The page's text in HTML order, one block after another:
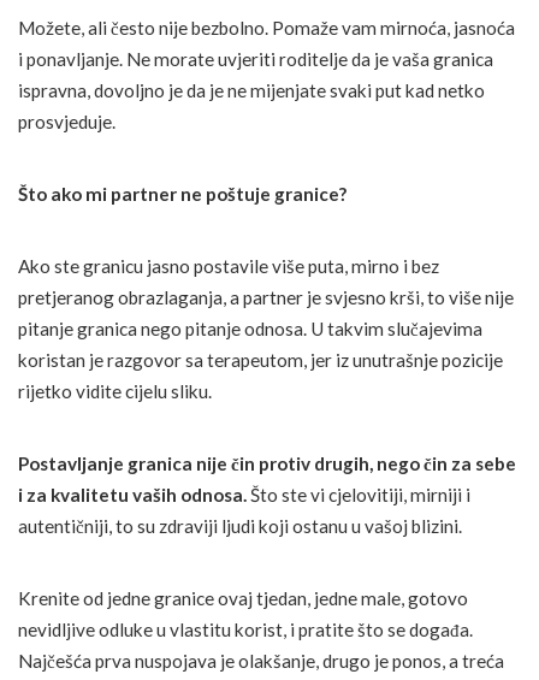
Možete, ali često nije bezbolno. Pomaže vam mirnoća, jasnoća
i ponavljanje. Ne morate uvjeriti roditelje da je vaša granica
ispravna, dovoljno je da je ne mijenjate svaki put kad netko
prosvjeduje.
Što ako mi partner ne poštuje granice?
Ako ste granicu jasno postavile više puta, mirno i bez
pretjeranog obrazlaganja, a partner je svjesno krši, to više nije
pitanje granica nego pitanje odnosa. U takvim slučajevima
koristan je razgovor sa terapeutom, jer iz unutrašnje pozicije
rijetko vidite cijelu sliku.
Postavljanje granica nije čin protiv drugih, nego čin za sebe
i za kvalitetu vaših odnosa.Što ste vi cjelovitiji, mirniji i
autentičniji, to su zdraviji ljudi koji ostanu u vašoj blizini.
Krenite od jedne granice ovaj tjedan, jedne male, gotovo
nevidljive odluke u vlastitu korist, i pratite što se događa.
Najčešća prva nuspojava je olakšanje, drugo je ponos, a treća